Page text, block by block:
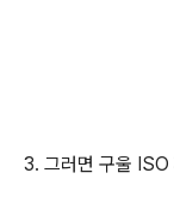
3. 그러면 구울